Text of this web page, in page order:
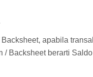
apabila
/ Backsheet berarti